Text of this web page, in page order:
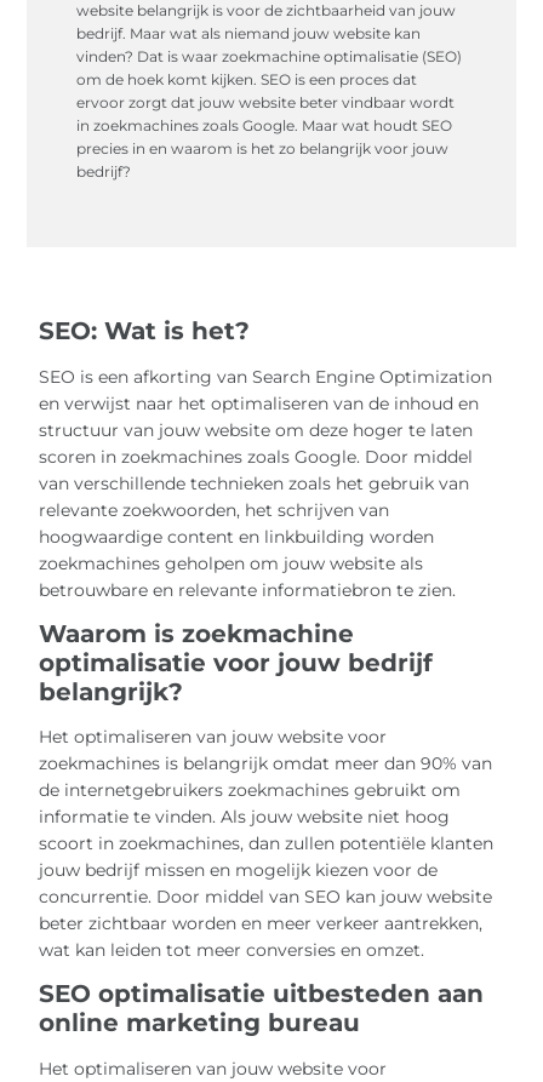
website belangrijk is voor de zichtbaarheid van jouw
bedrijf. Maar wat als niemand jouw website kan
vinden? Dat is waar zoekmachine optimalisatie (SEO)
om de hoek komt kijken. SEO is een proces dat
ervoor zorgt dat jouw website beter vindbaar wordt
in zoekmachines zoals Google. Maar wat houdt SEO
precies in en waarom is het zo belangrijk voor jouw
bedrijf?
SEO: Wat is het?
SEO is een afkorting van Search Engine Optimization
en verwijst naar het optimaliseren van de inhoud en
structuur van jouw website om deze hoger te laten
scoren in zoekmachines zoals Google. Door middel
van verschillende technieken zoals het gebruik van
relevante zoekwoorden, het schrijven van
hoogwaardige content en linkbuilding worden
zoekmachines geholpen om jouw website als
betrouwbare en relevante informatiebron te zien.
Waarom is zoekmachine
optimalisatie voor jouw bedrijf
belangrijk?
Het optimaliseren van jouw website voor
zoekmachines is belangrijk omdat meer dan 90% van
de internetgebruikers zoekmachines gebruikt om
informatie te vinden. Als jouw website niet hoog
scoort in zoekmachines, dan zullen potentiële klanten
jouw bedrijf missen en mogelijk kiezen voor de
concurrentie. Door middel van SEO kan jouw website
beter zichtbaar worden en meer verkeer aantrekken,
wat kan leiden tot meer conversies en omzet.
SEO optimalisatie uitbesteden aan
online marketing bureau
Het optimaliseren van jouw website voor